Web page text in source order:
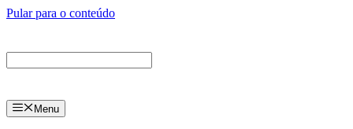
Pular para o conteúdo
Menu